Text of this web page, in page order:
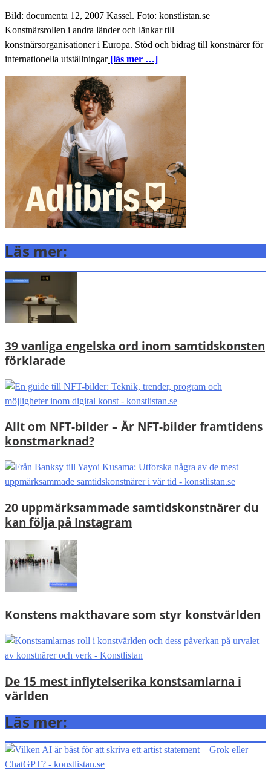
Bild: documenta 12, 2007 Kassel. Foto: konstlistan.se
Konstnärsrollen i andra länder och länkar till
konstnärsorganisationer i Europa. Stöd och bidrag till konstnärer för
internationella utställningar [läs mer …]
Läs mer:
39 vanliga engelska ord inom samtidskonsten
förklarade
Allt om NFT-bilder – Är NFT-bilder framtidens
konstmarknad?
20 uppmärksammade samtidskonstnärer du
kan följa på Instagram
Konstens makthavare som styr konstvärlden
De 15 mest inflytelserika konstsamlarna i
världen
Läs mer: